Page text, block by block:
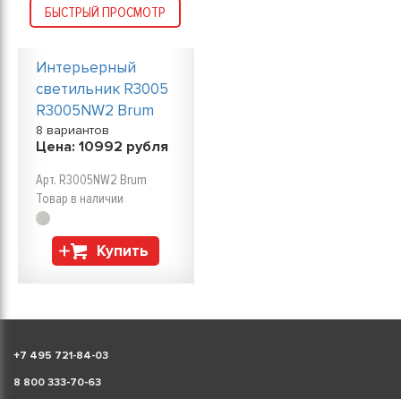
БЫСТРЫЙ ПРОСМОТР
Интерьерный
светильник R3005
R3005NW2 Brum
8 вариантов
Цена: 10992 рубля
Арт. R3005NW2 Brum
Товар в наличии
Купить
+7 495 721-84-03
8 800 333-70-63